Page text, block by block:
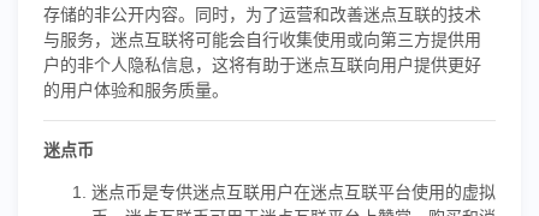
存储的非公开内容。同时，为了运营和改善迷点互联的技术
与服务，迷点互联将可能会自行收集使用或向第三方提供用
户的非个人隐私信息，这将有助于迷点互联向用户提供更好
的用户体验和服务质量。
迷点币
迷点币是专供迷点互联用户在迷点互联平台使用的虚拟